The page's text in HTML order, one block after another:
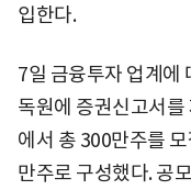
입한다.
7일 금융투자 업계에
독원에 증권신고서
에서 총 300만주를
만주로 구성했다. 공